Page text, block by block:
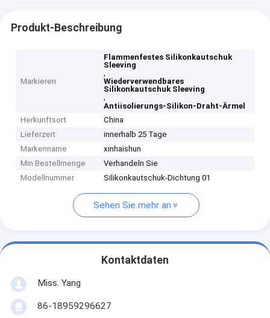
Produkt-Beschreibung
Markieren
Flammenfestes Silikonkautschuk
Sleeving
,
Wiederverwendbares
Silikonkautschuk Sleeving
,
Antiisolierungs-Silikon-Draht-Ärmel
Herkunftsort
China
Lieferzeit
innerhalb 25 Tage
Markenname
xinhaishun
Min Bestellmenge
Verhandeln Sie
Modellnummer
Silikonkautschuk-Dichtung 01
Sehen Sie mehr an
Kontaktdaten
Miss. Yang
86-18959296627